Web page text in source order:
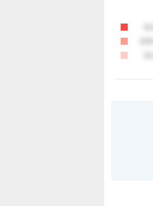
買約定 合